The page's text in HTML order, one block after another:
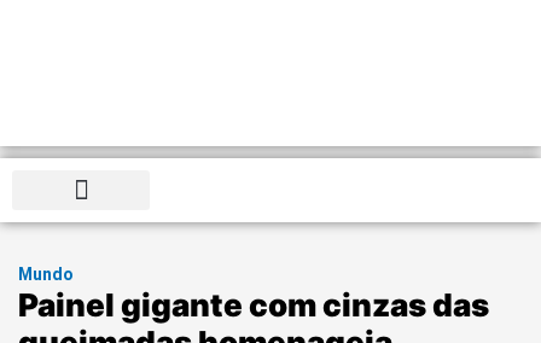
Mundo
Painel gigante com cinzas das